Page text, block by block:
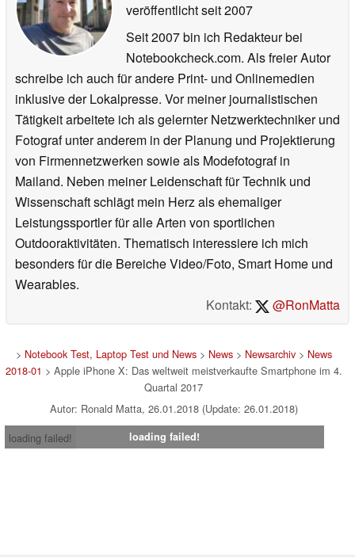
veröffentlichtseit 2007
Seit 2007 bin ich Redakteur bei
Notebookcheck.com. Als freier Autor
schreibe ich auch für andere Print- und Onlinemedien
inklusive der Lokalpresse. Vor meiner journalistischen
Tätigkeit arbeitete ich als gelernter Netzwerktechniker und
Fotograf unter anderem in der Planung und Projektierung
von Firmennetzwerken sowie als Modefotograf in
Mailand. Neben meiner Leidenschaft für Technik und
Wissenschaft schlägt mein Herz als ehemaliger
Leistungssportler für alle Arten von sportlichen
Outdooraktivitäten. Thematisch interessiere ich mich
besonders für die Bereiche Video/Foto, Smart Home und
Wearables.
Kontakt:
@RonMatta
> Notebook Test, Laptop Test und News> News> Newsarchiv> News
2018-01 > Apple iPhone X: Das weltweit meistverkaufte Smartphone im 4.
Quartal 2017
Autor: Ronald Matta, 26.01.2018 (Update: 26.01.2018)
loading failed!
loading failed!